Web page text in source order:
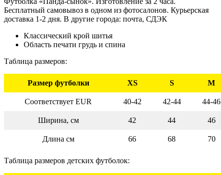
Бесплатный самовывоз в одном из фотосалонов. Курьерская
доставка 1-2 дня. В другие города: почта, СДЭК
Классический крой шитья
Область печати грудь и спина
Таблица размеров:
Размер футболки XS S M
Соответствует EUR 40-42 42-44 44-46
Ширина, см 42 44 46
Длина см 66 68 70
Таблица размеров детских футболок: